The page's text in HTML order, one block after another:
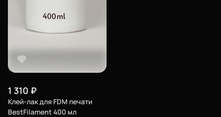
1 310 ₽
Клей-лак для FDM печати
BestFilament 400 мл